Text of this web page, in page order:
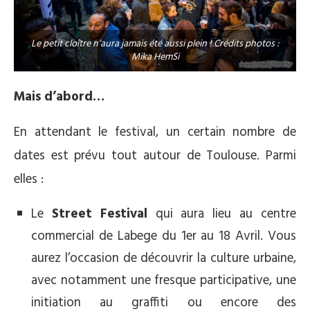
Le petit cloître n’aura jamais été aussi plein ! Crédits photos :
Mika HemSi
Mais d’abord…
En attendant le festival, un certain nombre de
dates est prévu tout autour de Toulouse. Parmi
elles :
Le Street Festival qui aura lieu au centre
commercial de Labege du 1er au 18 Avril. Vous
aurez l’occasion de découvrir la culture urbaine,
avec notamment une fresque participative, une
initiation au graffiti ou encore des